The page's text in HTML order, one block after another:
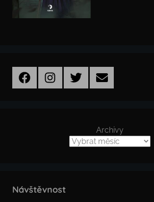
FacebookInstagramTwitter Email
Archivy
Návštěvnost